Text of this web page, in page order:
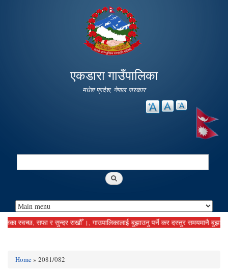
main
content
एकडारा गाउँपालिका
मधेश प्रदेश, नेपाल सरकार
Search
स्वच्छ, सफा र सुन्दर राखौँ ।, गाउपालिकालाई बुझाउनु पर्ने कर दस्तुर समयमानै बुझाई
Home» 2081/082